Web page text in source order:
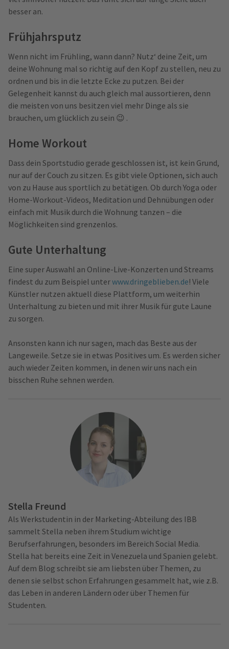
besser an.
Frühjahrsputz
Wenn nicht im Frühling, wann dann? Nutz‘ deine Zeit, um
deine Wohnung mal so richtig auf den Kopf zu stellen, neu zu
ordnen und bis in die letzte Ecke zu putzen. Bei der
Gelegenheit kannst du auch gleich mal aussortieren, denn
die meisten von uns besitzen viel mehr Dinge als sie
brauchen, um glücklich zu sein 😉 .
Home Workout
Dass dein Sportstudio gerade geschlossen ist, ist kein Grund,
nur auf der Couch zu sitzen. Es gibt viele Optionen, sich auch
von zu Hause aus sportlich zu betätigen. Ob durch Yoga oder
Home-Workout-Videos, Meditation und Dehnübungen oder
einfach mit Musik durch die Wohnung tanzen – die
Möglichkeiten sind grenzenlos.
Gute Unterhaltung
Eine super Auswahl an Online-Live-Konzerten und Streams
findest du zum Beispiel unterwww.dringeblieben.de! Viele
Künstler nutzen aktuell diese Plattform, um weiterhin
Unterhaltung zu bieten und mit ihrer Musik für gute Laune
zu sorgen.
Ansonsten kann ich nur sagen, mach das Beste aus der
Langeweile. Setze sie in etwas Positives um. Es werden sicher
auch wieder Zeiten kommen, in denen wir uns nach ein
bisschen Ruhe sehnen werden.
Stella Freund
Als Werkstudentin in der Marketing-Abteilung des IBB
sammelt Stella neben ihrem Studium wichtige
Berufserfahrungen, besonders im Bereich Social Media.
Stella hat bereits eine Zeit in Venezuela und Spanien gelebt.
Auf dem Blog schreibt sie am liebsten über Themen, zu
denen sie selbst schon Erfahrungen gesammelt hat, wie z.B.
das Leben in anderen Ländern oder über Themen für
Studenten.